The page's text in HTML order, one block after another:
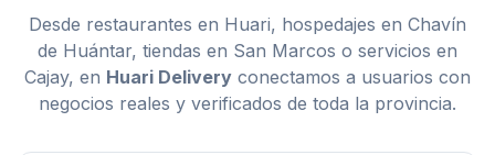
Desde restaurantes en Huari, hospedajes en Chavín
de Huántar, tiendas en San Marcos o servicios en
Cajay, en Huari Delivery conectamos a usuarios con
negocios reales y verificados de toda la provincia.